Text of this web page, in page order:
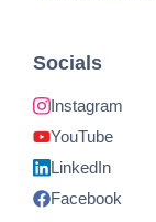
Socials
Instagram
YouTube
LinkedIn
Facebook